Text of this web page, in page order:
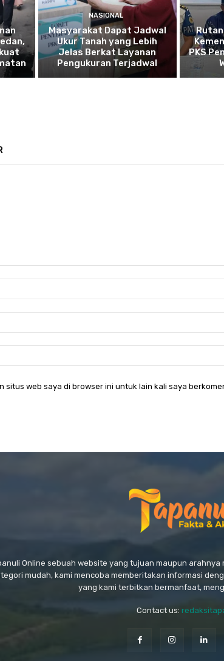
NASIONAL
Masyarakat Dapat Jadwal
Ukur Tanah yang Lebih
Jelas Berkat Layanan
Pengukuran Terjadwal
PKS
situs web saya di browser ini untuk lain kali saya
Online sebuah website yang tujuan maupun
mudah, kami mencoba memberitakan informasi
yang kami terbitkan bermanfaat,
Contact us: